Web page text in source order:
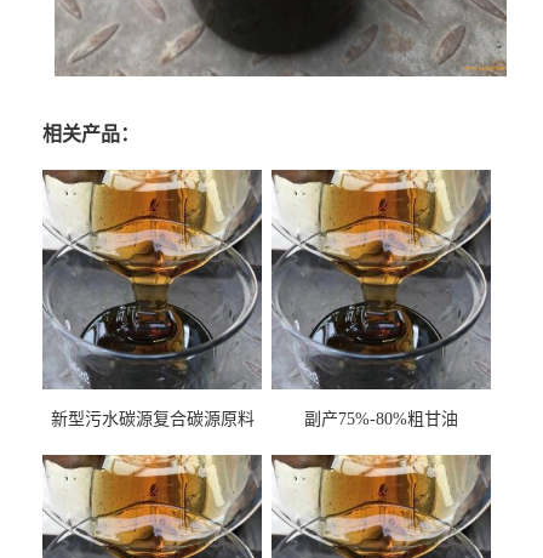
相关产品：
新型污水碳源复合碳源原料
副产75%-80%粗甘油